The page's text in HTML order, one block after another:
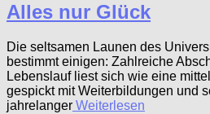
Alles nur Glück
Die seltsamen Launen des
bestimmt einigen: Zahlreiche
Lebenslauf liest sich wie eine
gespickt mit Weiterbildungen und
jahrelanger Weiterlesen